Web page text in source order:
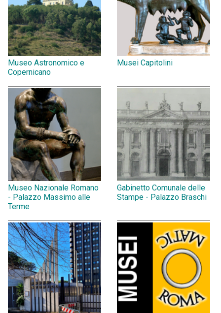
Museo Astronomico e
Copernicano
Musei Capitolini
Museo Nazionale Romano
- Palazzo Massimo alle
Terme
Gabinetto Comunale delle
Stampe - Palazzo Braschi